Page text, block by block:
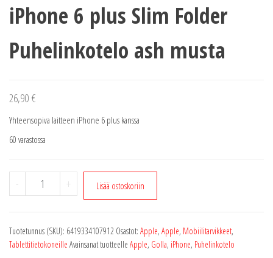
iPhone 6 plus Slim Folder
Puhelinkotelo ash musta
26,90 €
Yhteensopiva laitteen iPhone 6 plus kanssa
60 varastossa
-
iPhone
6
Folder
Puhelinkotelo
+ Lisää ostoskoriin
Tuotetunnus (SKU): 6419334107912 Osastot: Apple, Apple, Mobiilitarvikkeet,
Tablettitietokoneille Avainsanat tuotteelle Apple, Golla, iPhone, Puhelinkotelo